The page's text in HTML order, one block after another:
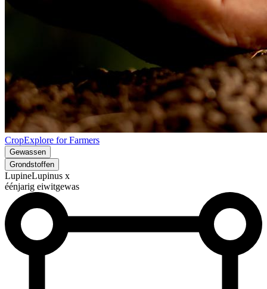
CropExplore for Farmers
Gewassen
Grondstoffen
LupineLupinus x
éénjarig eiwitgewas